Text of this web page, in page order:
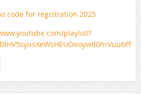
code for registration 2025
playlist?